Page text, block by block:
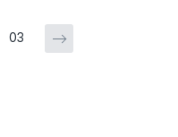
03